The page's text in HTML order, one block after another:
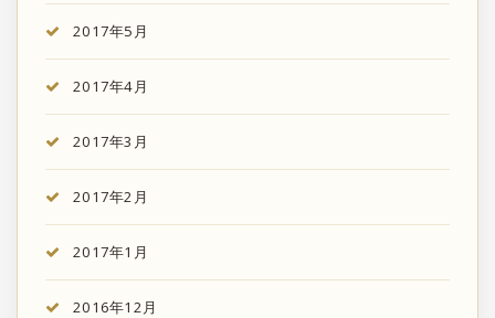
2017年5月
2017年4月
2017年3月
2017年2月
2017年1月
2016年12月